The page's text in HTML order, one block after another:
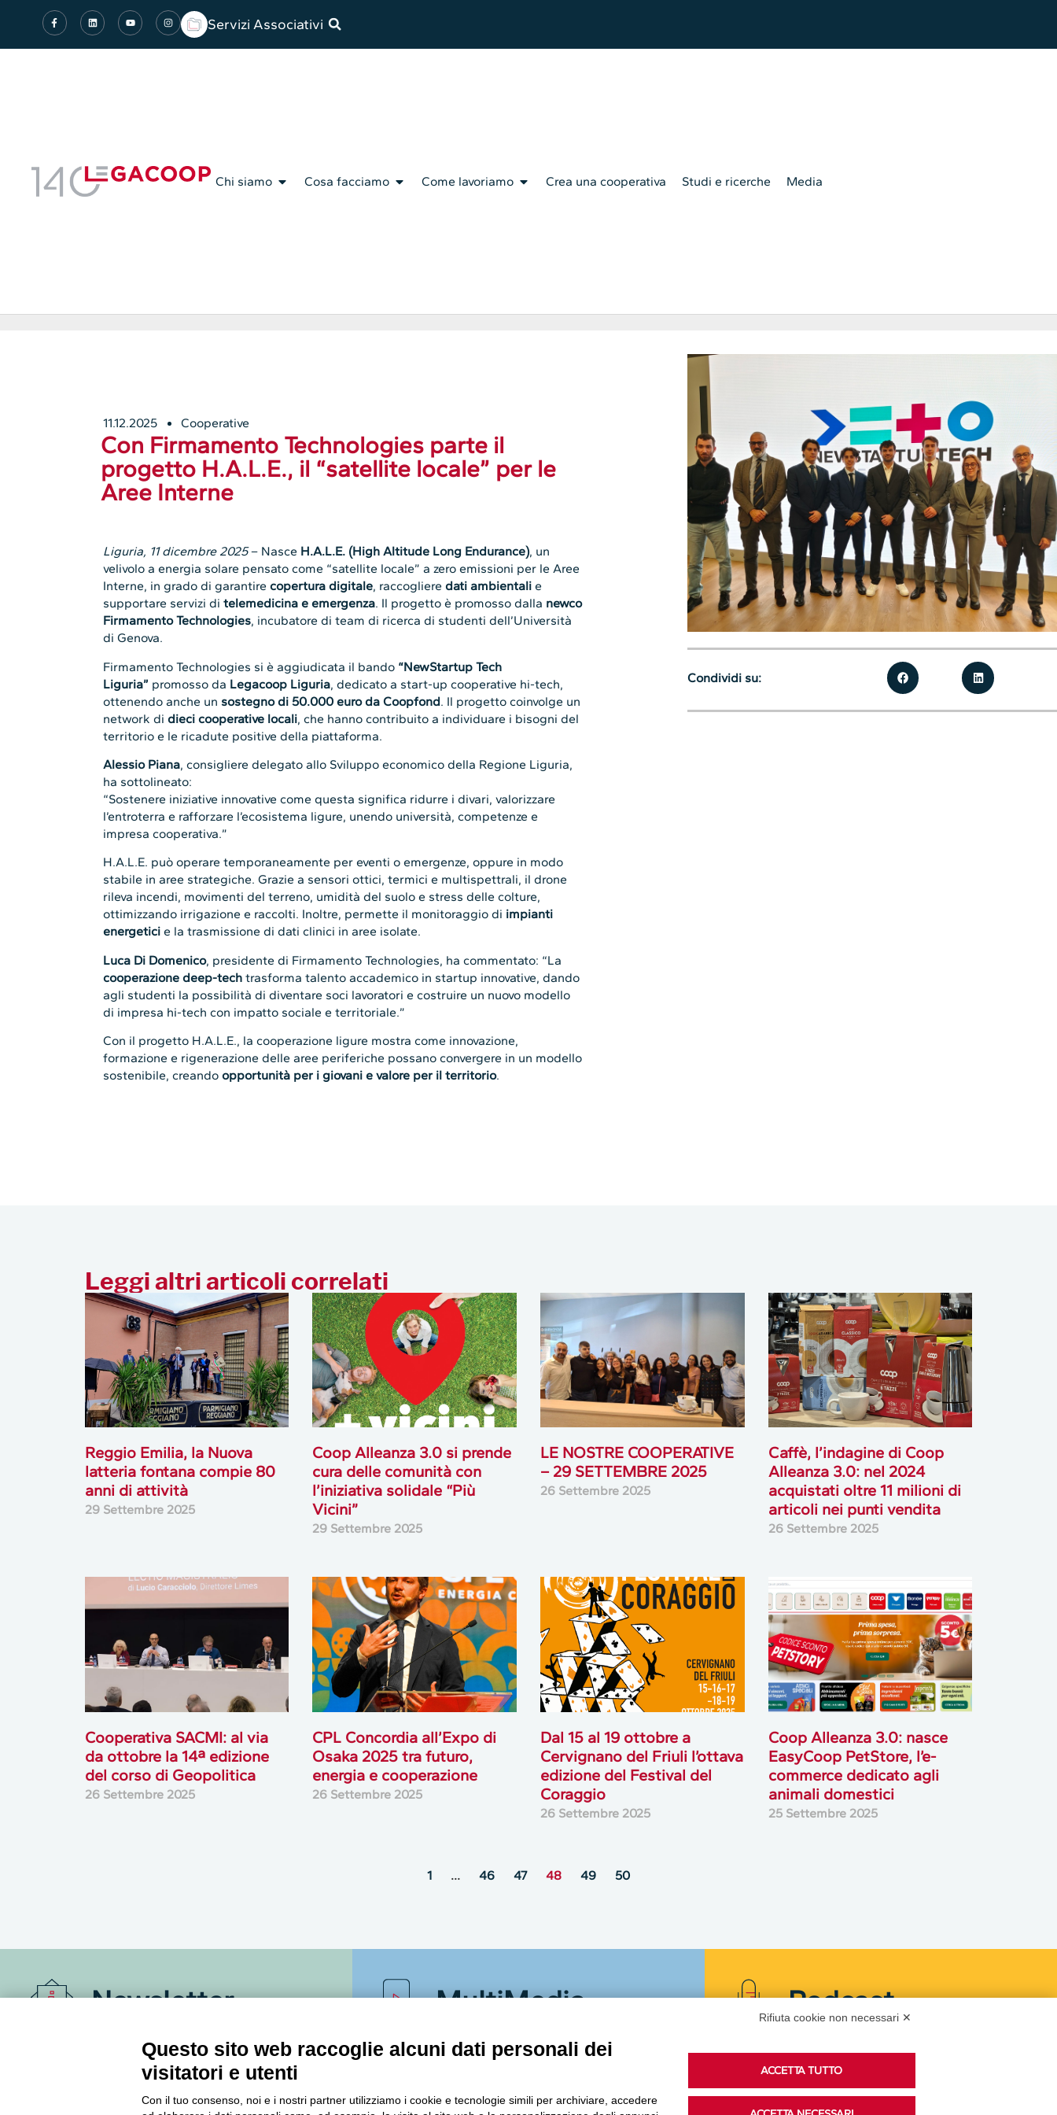
Servizi Associativi
Chi siamo Cosa facciamo Come lavoriamo Crea una cooperativa Studi e ricerche Media
11.12.2025 Cooperative
Con Firmamento Technologies parte il
progetto H.A.L.E., il “satellite locale” per le
Aree Interne
Liguria, 11 dicembre 2025– Nasce H.A.L.E. (High Altitude Long Endurance), un
velivolo a energia solare pensato come “satellite locale” a zero emissioni per le Aree
Interne, in grado di garantirecopertura digitale, raccoglieredati ambientali e
supportare servizi ditelemedicina e emergenza. Il progetto è promosso dalla newco
Firmamento Technologies, incubatore di team di ricerca di studenti dell’Università
di Genova.
Firmamento Technologies si è aggiudicata il bando “NewStartup Tech
Liguria” promosso da Legacoop Liguria, dedicato a start-up cooperative hi-tech,
ottenendo anche un sostegno di 50.000 euro da Coopfond. Il progetto coinvolge un
network didieci cooperative locali, che hanno contribuito a individuare i bisogni del
territorio e le ricadute positive della piattaforma.
Alessio Piana, consigliere delegato allo Sviluppo economico della Regione Liguria,
ha sottolineato:
“Sostenere iniziative innovative come questa significa ridurre i divari, valorizzare
l’entroterra e rafforzare l’ecosistema ligure, unendo università, competenze e
impresa cooperativa.”
H.A.L.E. può operare temporaneamente per eventi o emergenze, oppure in modo
stabile in aree strategiche. Grazie a sensori ottici, termici e multispettrali, il drone
rileva incendi, movimenti del terreno, umidità del suolo e stress delle colture,
ottimizzando irrigazione e raccolti. Inoltre, permette il monitoraggio di impianti
energetici e la trasmissione di dati clinici in aree isolate.
Luca Di Domenico, presidente di Firmamento Technologies, ha commentato: “La
cooperazione deep-techtrasforma talento accademico in startup innovative, dando
agli studenti la possibilità di diventare soci lavoratori e costruire un nuovo modello
di impresa hi-tech con impatto sociale e territoriale.”
Con il progetto H.A.L.E., la cooperazione ligure mostra come innovazione,
formazione e rigenerazione delle aree periferiche possano convergere in un modello
sostenibile, creandoopportunità per i giovani e valore per il territorio.
Condividi su:
Leggi altri articoli correlati
Reggio Emilia, la Nuova
latteria fontana compie 80
anni di attività
29 Settembre 2025
Coop Alleanza 3.0 si prende
cura delle comunità con
l’iniziativa solidale “Più
Vicini”
29 Settembre 2025
LE NOSTRE COOPERATIVE
– 29 SETTEMBRE 2025
26 Settembre 2025
Caffè, l’indagine di Coop
Alleanza 3.0: nel 2024
acquistati oltre 11 milioni di
articoli nei punti vendita
26 Settembre 2025
Cooperativa SACMI: al via
da ottobre la 14ª edizione
del corso di Geopolitica
26 Settembre 2025
CPL Concordia all’Expo di
Osaka 2025 tra futuro,
energia e cooperazione
26 Settembre 2025
Dal 15 al 19 ottobre a
Cervignano del Friuli l’ottava
edizione del Festival del
Coraggio
26 Settembre 2025
Coop Alleanza 3.0: nasce
EasyCoop PetStore, l’e-
commerce dedicato agli
animali domestici
25 Settembre 2025
1 … 46 47 48 49 50
Newsletter
Accedi o iscriviti alla nostra Newsletter Legacoop
Informazioni per restare sempre aggiornati sul
mondo della cooperazione.
MultiMedia Podcast
Ascolta i podcast di approfondimento di Legacoop
su Spreaker.
Rifiuta cookie non necessari ✕
Questo sito web raccoglie alcuni dati personali dei
visitatori e utenti
Con il tuo consenso, noi e i nostri partner utilizziamo i cookie e tecnologie simili per archiviare, accedere
ACCETTA TUTTO